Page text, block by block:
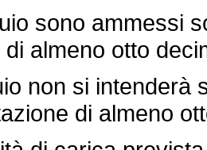
sono ammessi
almeno otto
non si intenderà
di almeno